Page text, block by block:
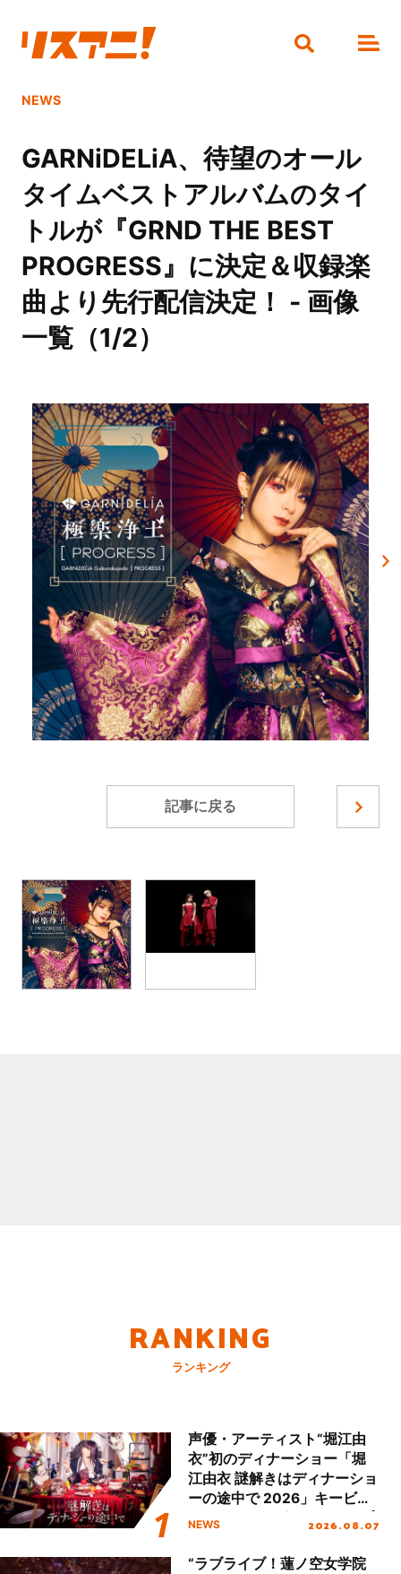
NEWS
GARNiDELiA、待望のオール
タイムベストアルバムのタイ
トルが『GRND THE BEST
PROGRESS』に決定＆収録楽
曲より先行配信決定！ - 画像
一覧（1/2）
記事に戻る
RANKING
ランキング
声優・アーティスト“堀江由
衣”初のディナーショー「堀
江由衣 謎解きはディナーショ
ーの途中で 2026」キービジ
ュアル＆グッズラインナップ
NEWS 2026.08.07
“ラブライブ！蓮ノ空女学院